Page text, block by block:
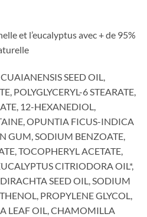
et l’eucalyptus avec + de 95%
SEED OIL,
POLYGLYCERYL-6 STEARATE,
12-HEXANEDIOL,
OPUNTIA FICUS-INDICA
GUM, SODIUM BENZOATE,
TOCOPHERYL ACETATE,
CITRIODORA OIL*,
SEED OIL, SODIUM
PROPYLENE GLYCOL,
LEAF OIL, CHAMOMILLA